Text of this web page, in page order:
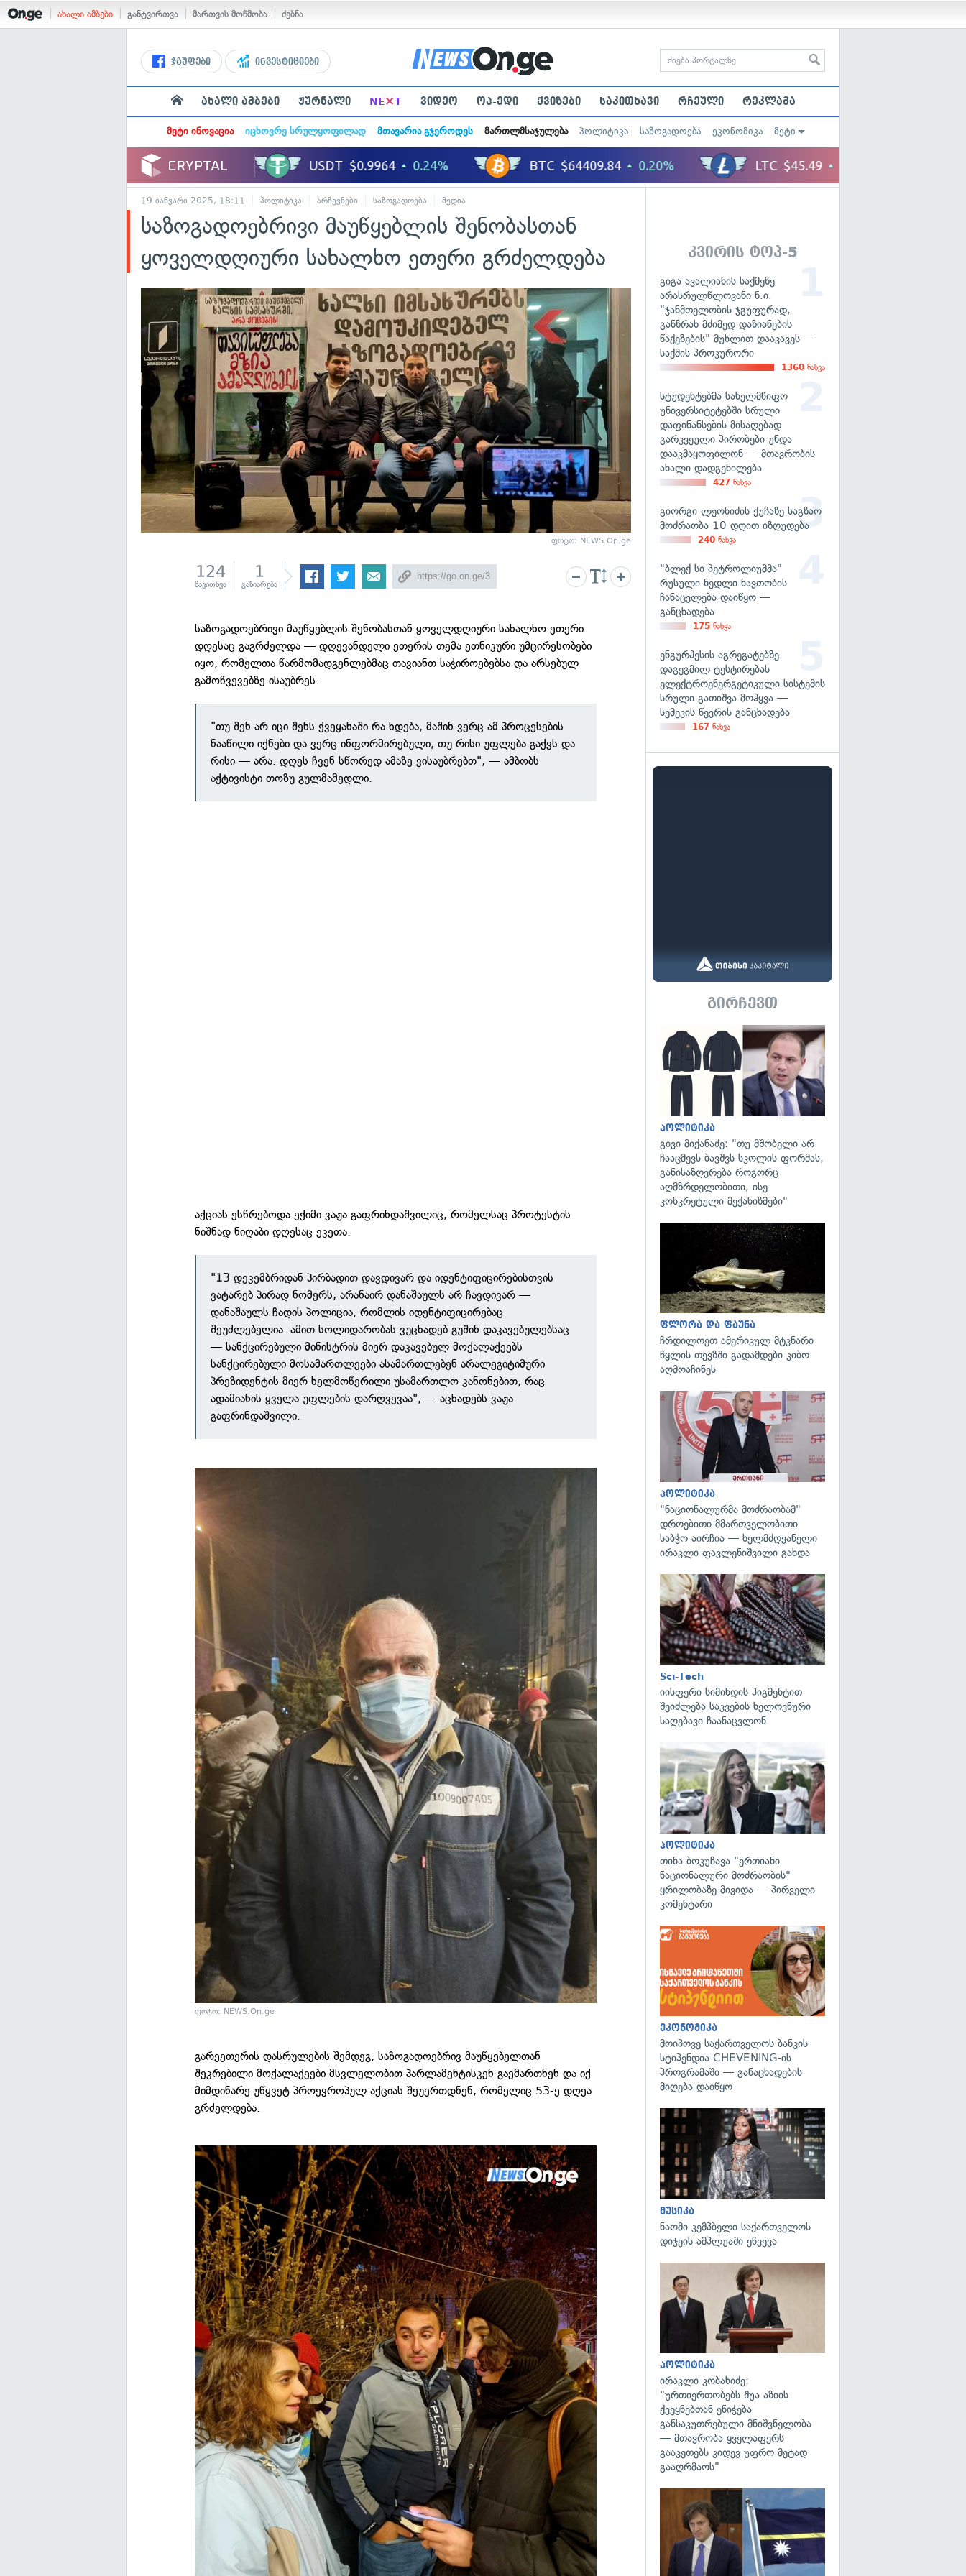
ახალი ამბები განტვირთვა მართვის მოწმობა ძებნა
ჯგუფები ინვესტიციები
ახალი ამბები ჟურნალი NE×T ვიდეო ოპ-ედი ქვიზები საკითხავი რჩეული რეკლამა
მეტი ინოვაცია იცხოვრე სრულყოფილად მთავარია გჯეროდეს მართლმსაჯულება პოლიტიკა საზოგადოება ეკონომიკა მეტი
19 იანვარი 2025, 18:11 პოლიტიკა არჩევნები საზოგადოება მედია
საზოგადოებრივი მაუწყებლის შენობასთან
ყოველდღიური სახალხო ეთერი გრძელდება
ფოტო: NEWS.On.ge
124
წაკითხვა
1
გაზიარება
საზოგადოებრივი მაუწყებლის შენობასთან ყოველდღიური სახალხო ეთერი
დღესაც გაგრძელდა — დღევანდელი ეთერის თემა ეთნიკური უმცირესობები
იყო, რომელთა წარმომადგენლებმაც თავიანთ საჭიროებებსა და არსებულ
გამოწვევებზე ისაუბრეს.
"თუ შენ არ იცი შენს ქვეყანაში რა ხდება, მაშინ ვერც ამ პროცესების
ნააწილი იქნები და ვერც ინფორმირებული, თუ რისი უფლება გაქვს და
რისი — არა. დღეს ჩვენ სწორედ ამაზე ვისაუბრებთ", — ამბობს
აქტივისტი თოზუ გულმამედლი.
აქციას ესწრებოდა ექიმი ვაჟა გაფრინდაშვილიც, რომელსაც პროტესტის
ნიშნად ნიღაბი დღესაც ეკეთა.
"13 დეკემბრიდან პირბადით დავდივარ და იდენტიფიცირებისთვის
ვატარებ პირად ნომერს, არანაირ დანაშაულს არ ჩავდივარ —
დანაშაულს ჩადის პოლიცია, რომლის იდენტიფიცირებაც
შეუძლებელია. ამით სოლიდარობას ვუცხადებ გუშინ დაკავებულებსაც
— სანქცირებული მინისტრის მიერ დაკავებულ მოქალაქეებს
სანქცირებული მოსამართლეები ასამართლებენ არალეგიტიმური
პრეზიდენტის მიერ ხელმოწერილი უსამართლო კანონებით, რაც
ადამიანის ყველა უფლების დარღვევაა", — აცხადებს ვაჟა
გაფრინდაშვილი.
ფოტო: NEWS.On.ge
გარეეთერის დასრულების შემდეგ, საზოგადოებრივ მაუწყებელთან
შეკრებილი მოქალაქეები მსვლელობით პარლამენტისკენ გაემართნენ და იქ
მიმდინარე უწყვეტ პროევროპულ აქციას შეუერთდნენ, რომელიც 53-ე დღეა
გრძელდება.
კვირის ტოპ-5
გიგა ავალიანის საქმეზე
არასრულწლოვანი ნ.ი.
"ჯანმთელობის ჯგუფურად,
განზრახ მძიმედ დაზიანების
წაქეზების" მუხლით დააკავეს —
საქმის პროკურორი
1360 ნახვა
სტუდენტებმა სახელმწიფო
უნივერსიტეტებში სრული
დაფინანსების მისაღებად
გარკვეული პირობები უნდა
დააკმაყოფილონ — მთავრობის
ახალი დადგენილება
427 ნახვა
გიორგი ლეონიძის ქუჩაზე საგზაო
მოძრაობა 10 დღით იზღუდება
240 ნახვა
"ბლექ სი პეტროლიუმმა"
რუსული ნედლი ნავთობის
ჩანაცვლება დაიწყო —
განცხადება
175 ნახვა
ენგურჰესის აგრეგატებზე
დაგეგმილ ტესტირებას
ელექტროენერგეტიკული სისტემის
სრული გათიშვა მოჰყვა —
სემეკის წევრის განცხადება
167 ნახვა
გირჩევთ
პოლიტიკა
გივი მიქანაძე: "თუ მშობელი არ
ჩააცმევს ბავშვს სკოლის ფორმას,
განისაზღვრება როგორც
აღმზრდელობითი, ისე
კონკრეტული მექანიზმები"
ფლორა და ფაუნა
ჩრდილოეთ ამერიკულ მტკნარი
წყლის თევზში გადამდები კიბო
აღმოაჩინეს
პოლიტიკა
"ნაციონალურმა მოძრაობამ"
დროებითი მმართველობითი
საბჭო აირჩია — ხელმძღვანელი
ირაკლი ფავლენიშვილი გახდა
Sci-Tech
იისფერი სიმინდის პიგმენტით
შეიძლება საკვების ხელოვნური
საღებავი ჩაანაცვლონ
პოლიტიკა
თინა ბოკუჩავა "ერთიანი
ნაციონალური მოძრაობის"
ყრილობაზე მივიდა — პირველი
კომენტარი
ეკონომიკა
მოიპოვე საქართველოს ბანკის
სტიპენდია CHEVENING-ის
პროგრამაში — განაცხადების
მიღება დაიწყო
მუსიკა
ნაომი კემპბელი საქართველოს
დიჯეის ამპლუაში ეწვევა
პოლიტიკა
ირაკლი კობახიძე:
"ურთიერთობებს შუა აზიის
ქვეყნებთან ენიჭება
განსაკუთრებული მნიშვნელობა
— მთავრობა ყველაფერს
გააკეთებს კიდევ უფრო მეტად
გააღრმაოს"